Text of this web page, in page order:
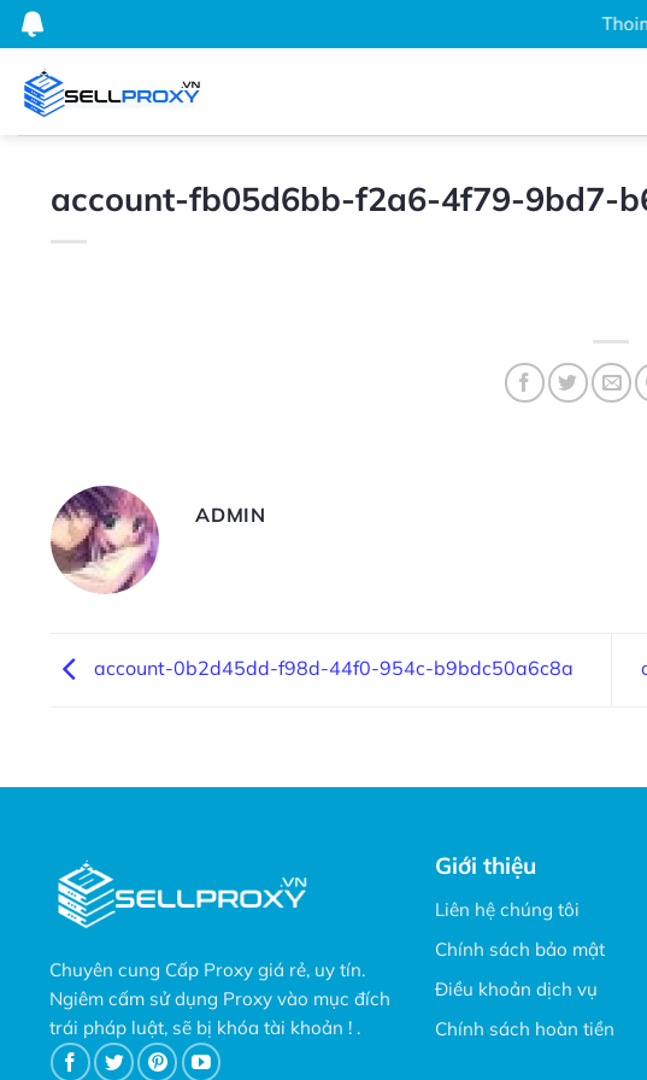
Bỏ
qua
nội
dung
account-fb05d6bb-f2a6-4f79-9bd7-
ADMIN
account-0b2d45dd-f98d-44f0-954c-b9bdc50a6c8a
Chuyên cung Cấp Proxy giá rẻ, uy tín.
Ngiêm cấm sử dụng Proxy vào mục đích
trái pháp luật, sẽ bị khóa tài khoản ! .
Giới thiệu
Liên hệ chúng tôi
Chính sách bảo mật
Điều khoản dịch vụ
Chính sách hoàn tiền